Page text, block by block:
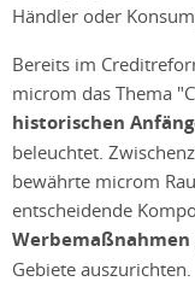
Händler oder
Bereits im
microm das Thema
historischen
beleuchtet.
bewährte microm
entscheidende
Werbemaßnahmen
Gebiete auszurichten.